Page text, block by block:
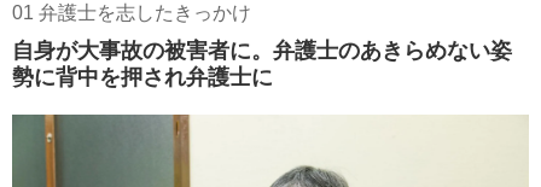
01 弁護士を志したきっかけ
自身が大事故の被害者に。弁護士のあきらめない姿
勢に背中を押され弁護士に